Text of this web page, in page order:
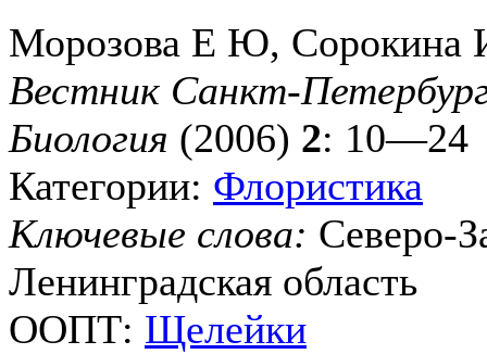
Морозова Е Ю, Сорокина
Вестник Санкт-
Биология (2006) 2: 10—24
Категории: Флористика
Ключевые слова: Северо-
Ленинградская область
ООПТ: Щелейки